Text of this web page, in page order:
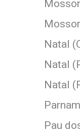
Natal
Natal
Natal
Pau